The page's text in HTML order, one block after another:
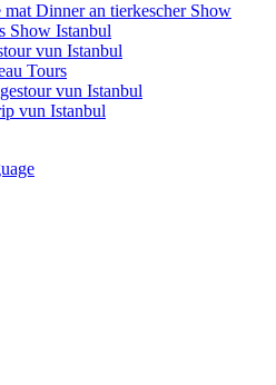
Dinner an tierkescher Show
Show Istanbul
vun Istanbul
Tours
vun Istanbul
vun Istanbul